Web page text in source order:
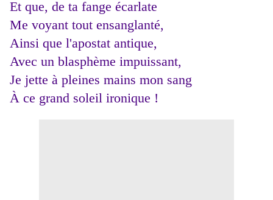
Et que, de ta fange écarlate
Me voyant tout ensanglanté,
Ainsi que l'apostat antique,
Avec un blasphème impuissant,
Je jette à pleines mains mon sang
À ce grand soleil ironique !